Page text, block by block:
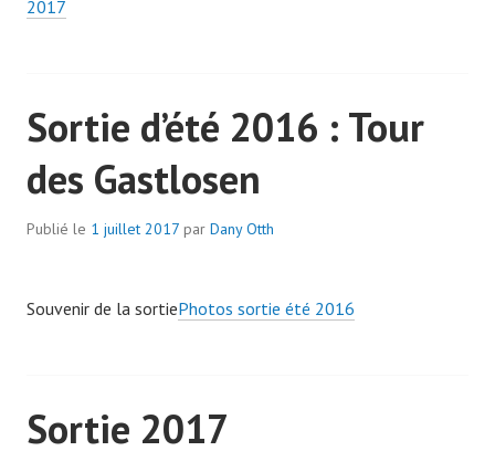
2017
Sortie d’été 2016 : Tour
des Gastlosen
Publié le 1 juillet 2017 par Dany Otth
Souvenir de la sortiePhotos sortie été 2016
Sortie 2017